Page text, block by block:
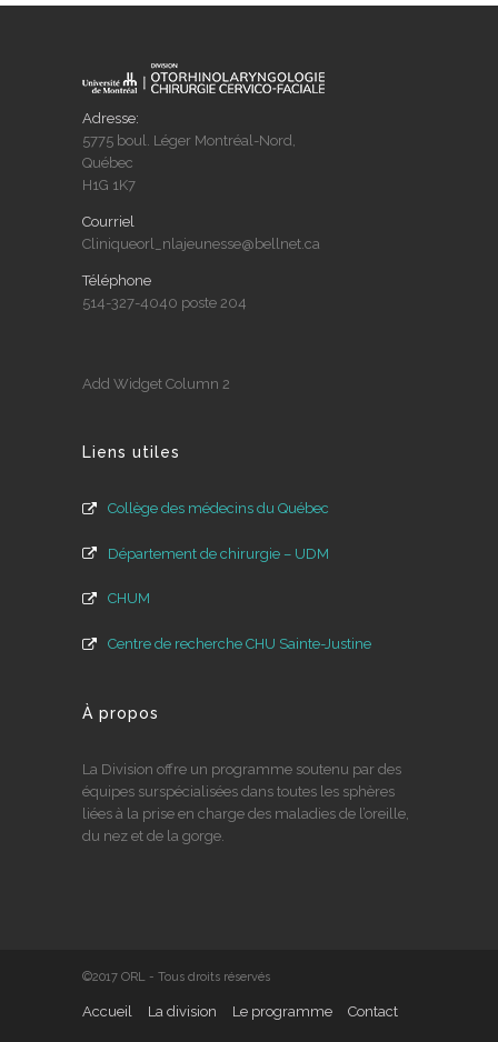
Adresse:
5775 boul. Léger Montréal-Nord,
Québec
H1G 1K7
Courriel
Cliniqueorl_nlajeunesse@bellnet.ca
Téléphone
514-327-4040 poste 204
Add Widget Column 2
Liens utiles
Collège des médecins du Québec
Département de chirurgie – UDM
CHUM
Centre de recherche CHU Sainte-Justine
À propos
La Division offre un programme soutenu par des
équipes surspécialisées dans toutes les sphères
liées à la prise en charge des maladies de l’oreille,
du nez et de la gorge.
©2017 ORL - Tous droits réservés
Accueil La division Le programme Contact